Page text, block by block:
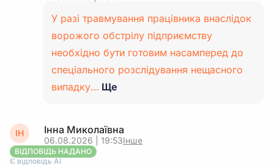
У разі травмування працівника внаслідок
ворожого обстрілу підприємству
необхідно бути готовим насамперед до
спеціального розслідування нещасного
випадку… Ще
ІН Інна Миколаївна
06.08.2026 | 19:53Інше
ВІДПОВІДЬ НАДАНО
Є відповідь АІ